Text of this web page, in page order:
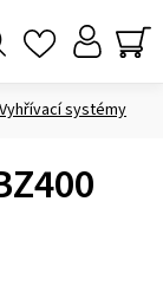
systémy